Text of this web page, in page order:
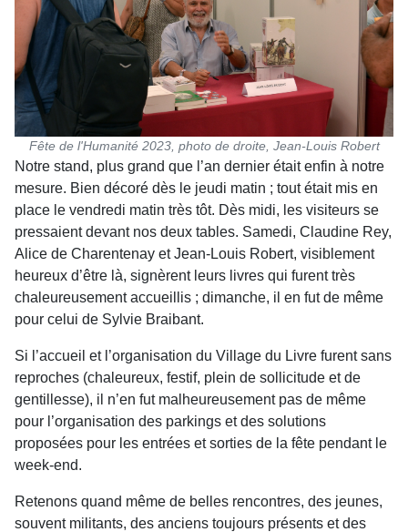
Fête de l'Humanité 2023, photo de droite, Jean-Louis Robert
Notre stand, plus grand que l’an dernier était enfin à notre
mesure. Bien décoré dès le jeudi matin ; tout était mis en
place le vendredi matin très tôt. Dès midi, les visiteurs se
pressaient devant nos deux tables. Samedi, Claudine Rey,
Alice de Charentenay et Jean-Louis Robert, visible­ment
heureux d’être là, signèrent leurs livres qui furent très
chaleureusement accueillis ; dimanche, il en fut de même
pour celui de Sylvie Braibant.
Si l’accueil et l’organisation du Village du Livre furent sans
reproches (chaleureux, festif, plein de sollicitude et de
gentillesse), il n’en fut malheureu­sement pas de même
pour l’organisation des par­kings et des solutions
proposées pour les entrées et sorties de la fête pendant le
week-end.
Retenons quand même de belles rencontres, des jeunes,
souvent militants, des anciens toujours présents et des